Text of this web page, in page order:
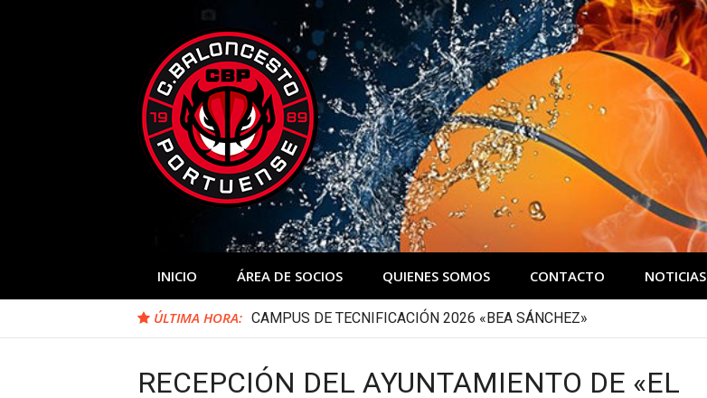
INICIO ÁREA DE SOCIOS QUIENES SOMOS CONTACTO NOTICIAS
ÚLTIMA HORA: CAMPUS DE TECNIFICACIÓN 2026 «BEA SÁNCHEZ»
RECEPCIÓN DEL AYUNTAMIENTO DE «EL